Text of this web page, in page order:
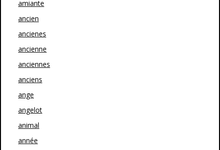
amiante
ancien
ancienes
ancienne
anciennes
anciens
ange
angelot
animal
année